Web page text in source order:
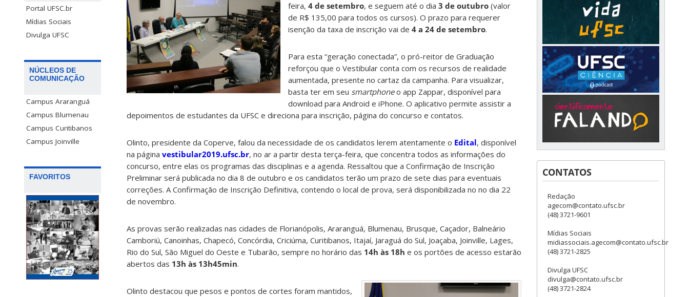
Portal UFSC.br
Mídias Sociais
Divulga UFSC
NÚCLEOS DE
COMUNICAÇÃO
Campus Araranguá
Campus Blumenau
Campus Curitibanos
Campus Joinville
FAVORITOS
feira, 4 de setembro, e seguem até o dia 3 de outubro (valor
de R$ 135,00 para todos os cursos). O prazo para requerer
isenção da taxa de inscrição vai de 4 a 24 de setembro.
Para esta “geração conectada”, o pró-reitor de Graduação
reforçou que o Vestibular conta com os recursos de realidade
aumentada, presente no cartaz da campanha. Para visualizar,
basta ter em seu smartphoneo app Zappar, disponível para
download para Android e iPhone. O aplicativo permite assistir a
depoimentos de estudantes da UFSC e direciona para inscrição, página do concurso e contatos.
Olinto, presidente da Coperve, falou da necessidade de os candidatos lerem atentamente o Edital, disponível
na página vestibular2019.ufsc.br, no ar a partir desta terça-feira, que concentra todos as informações do
concurso, entre elas os programas das disciplinas e a agenda. Ressaltou que a Confirmação de Inscrição
Preliminar será publicada no dia 8 de outubro e os candidatos terão um prazo de sete dias para eventuais
correções. A Confirmação de Inscrição Definitiva, contendo o local de prova, será disponibilizada no no dia 22
de novembro.
As provas serão realizadas nas cidades de Florianópolis, Araranguá, Blumenau, Brusque, Caçador, Balneário
Camboriú, Canoinhas, Chapecó, Concórdia, Criciúma, Curitibanos, Itajaí, Jaraguá do Sul, Joaçaba, Joinville, Lages,
Rio do Sul, São Miguel do Oeste e Tubarão, sempre no horário das 14h às 18h e os portões de acesso estarão
abertos das 13h às 13h45min.
Olinto destacou que pesos e pontos de cortes foram mantidos,
CONTATOS
Redação
agecom@contato.ufsc.br
(48) 3721-9601
Mídias Sociais
midiassociais.agecom@contato.ufsc.br
(48) 3721-2825
Divulga UFSC
divulga@contato.ufsc.br
(48) 3721-2824